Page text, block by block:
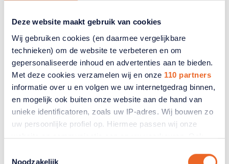
Deze website maakt gebruik van cookies
Wij gebruiken cookies (en daarmee vergelijkbare
technieken) om de website te verbeteren en om
gepersonaliseerde inhoud en advertenties aan te bieden.
Met deze cookies verzamelen wij en onze 110 partners
informatie over u en volgen we uw internetgedrag binnen,
en mogelijk ook buiten onze website aan de hand van
unieke identificatoren, zoals uw IP-adres. Wij bouwen zo
uw persoonlijke profiel op. Hiermee passen wij onze
website en communicatie aan op uw voorkeuren. Ook
van uw recente internetgedrag. Ook delen we mogelijk
Noodzakelijk
Dit zijn zeker niet alleen maar ouderen, maar het is
wel een groep die extra gevaar loopt. RTL Nieuws
kwam langs bij ANBO-PCOB en vroeg om een
toelichting.
15 juli 2026